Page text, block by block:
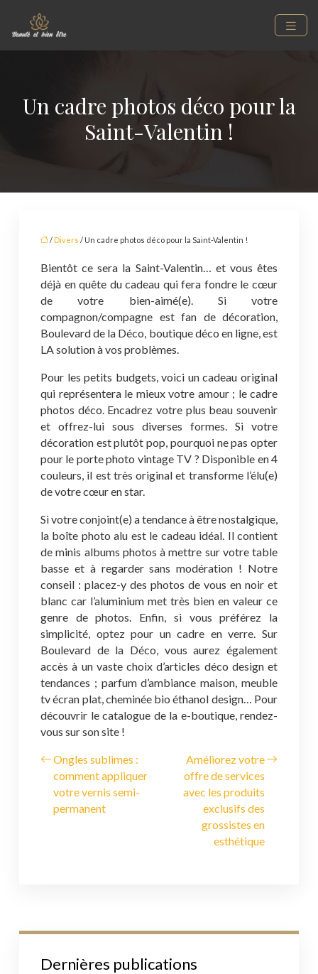
Un cadre photos déco pour la
Saint-Valentin !
/ Divers / Un cadre photos déco pour la Saint-Valentin !
Bientôt ce sera la Saint-Valentin… et vous êtes
déjà en quête du cadeau qui fera fondre le cœur
de votre bien-aimé(e). Si votre
compagnon/compagne est fan de décoration,
Boulevard de la Déco, boutique déco en ligne, est
LA solution à vos problèmes.
Pour les petits budgets, voici un cadeau original
qui représentera le mieux votre amour ; le cadre
photos déco. Encadrez votre plus beau souvenir
et offrez-lui sous diverses formes. Si votre
décoration est plutôt pop, pourquoi ne pas opter
pour le porte photo vintage TV ? Disponible en 4
couleurs, il est très original et transforme l’élu(e)
de votre cœur en star.
Si votre conjoint(e) a tendance à être nostalgique,
la boîte photo alu est le cadeau idéal. Il contient
de minis albums photos à mettre sur votre table
basse et à regarder sans modération ! Notre
conseil : placez-y des photos de vous en noir et
blanc car l’aluminium met très bien en valeur ce
genre de photos. Enfin, si vous préférez la
simplicité, optez pour un cadre en verre. Sur
Boulevard de la Déco, vous aurez également
accès à un vaste choix d’articles déco design et
tendances ; parfum d’ambiance maison, meuble
tv écran plat, cheminée bio éthanol design… Pour
découvrir le catalogue de la e-boutique, rendez-
vous sur son site !
Ongles sublimes :
comment appliquer
votre vernis semi-
permanent
Améliorez votre
offre de services
avec les produits
exclusifs des
grossistes en
esthétique
Dernières publications